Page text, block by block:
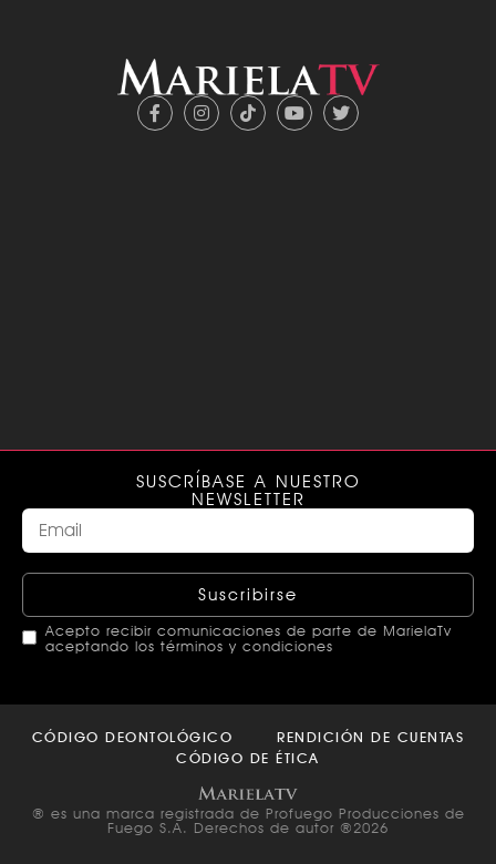
SUSCRÍBASE A NUESTRO
NEWSLETTER
Suscribirse
Acepto recibir comunicaciones de parte de MarielaTv
aceptando los términos y condiciones
should
CÓDIGO DEONTOLÓGICO
RENDICIÓN DE CUENTAS
CÓDIGO DE ÉTICA
® es una marca registrada de Profuego Producciones de
Fuego S.A. Derechos de autor ®2026